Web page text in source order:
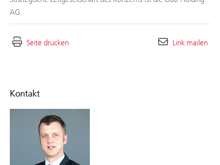
Kontakt
AG.
Seite drucken Link mailen